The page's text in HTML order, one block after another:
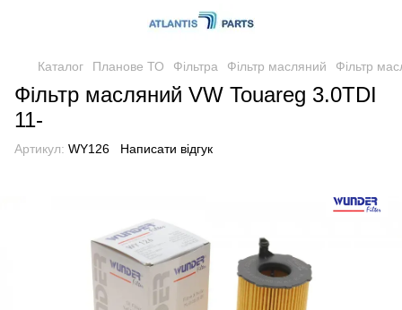
Каталог Планове ТО Фільтра Фільтр масляний Фільтр
Фільтр масляний VW Touareg 3.0TDI
11-
Артикул: WY126 Написати відгук